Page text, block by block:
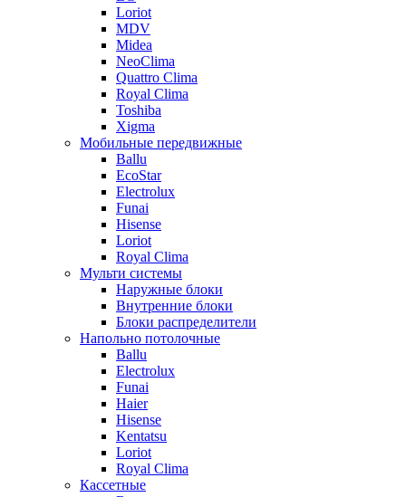
Loriot
MDV
Midea
NeoClima
Quattro Clima
Royal Clima
Toshiba
Xigma
Мобильные передвижные
Ballu
EcoStar
Electrolux
Funai
Hisense
Loriot
Royal Clima
Мульти системы
Наружные блоки
Внутренние блоки
Блоки распределители
Напольно потолочные
Ballu
Electrolux
Funai
Haier
Hisense
Kentatsu
Loriot
Royal Clima
Кассетные